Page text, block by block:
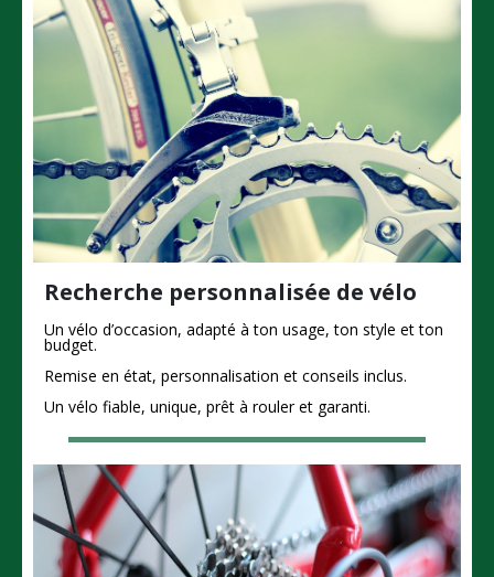
Recherche personnalisée de vélo
Un vélo d’occasion, adapté à ton usage, ton style et ton
budget.
Remise en état, personnalisation et conseils inclus.
Un vélo fiable, unique, prêt à rouler et garanti.